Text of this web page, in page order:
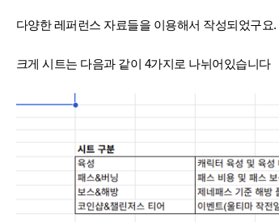
다양한 레퍼런스 자료들을 이용해서 작성되었구
크게 시트는 다음과 같이 4가지로 나뉘어있습니다